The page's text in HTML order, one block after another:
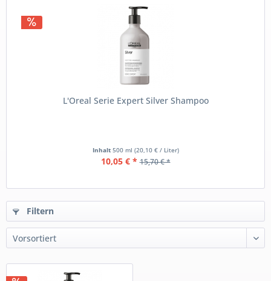
L'Oreal Serie Expert Silver Shampoo
Inhalt 500 ml (20,10 € / Liter)
10,05 € * 15,70 € *
Filtern